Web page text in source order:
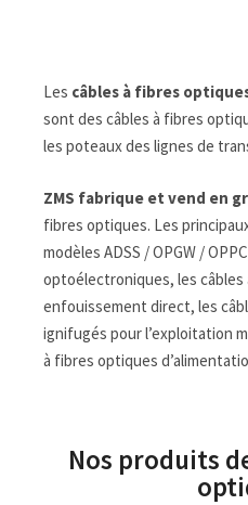
Les câbles à fibres
sont des câbles à fibres
les poteaux des lignes de
ZMS fabrique et vend en
fibres optiques. Les
modèles ADSS / OPGW /
optoélectroniques, les câbles
enfouissement direct, les
ignifugés pour l’exploitation
à fibres optiques
Nos produits